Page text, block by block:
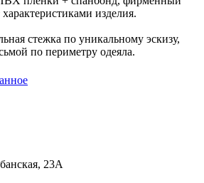
изделия.
стежка по уникальному эскизу,
по периметру одеяла.
23А